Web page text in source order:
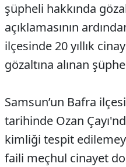
şüpheli hakkında
açıklamasının
ilçesinde 20 yıllık
gözaltına alınan
Samsun’un Bafra
tarihinde Ozan
kimliği tespit
faili meçhul cinayet